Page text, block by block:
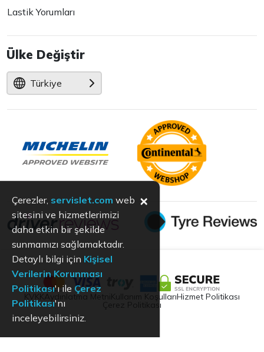
Lastik Yorumları
Ülke Değiştir
Türkiye
Aydınlatma Metni Kullanım KoşullarıHizmet Politikası
Çerez Politikası
Çerezler, servislet.com web
sitesini ve hizmetlerimizi
daha etkin bir şekilde
sunmamızı sağlamaktadır.
Detaylı bilgi için Kişisel
Verilerin Korunması
Politikası'ı ile Çerez
Politikası'nı
inceleyebilirsiniz.
×